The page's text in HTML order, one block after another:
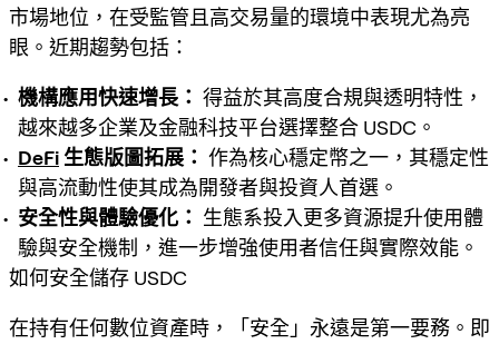
市場地位，在受監管且高交易量的環境中表現尤為亮
眼。近期趨勢包括：
機構應用快速增長： 得益於其高度合規與透明特性，
越來越多企業及金融科技平台選擇整合 USDC。
DeFi 生態版圖拓展： 作為核心穩定幣之一，其穩定性
與高流動性使其成為開發者與投資人首選。
安全性與體驗優化： 生態系投入更多資源提升使用體
驗與安全機制，進一步增強使用者信任與實際效能。
如何安全儲存 USDC
在持有任何數位資產時，「安全」永遠是第一要務。即